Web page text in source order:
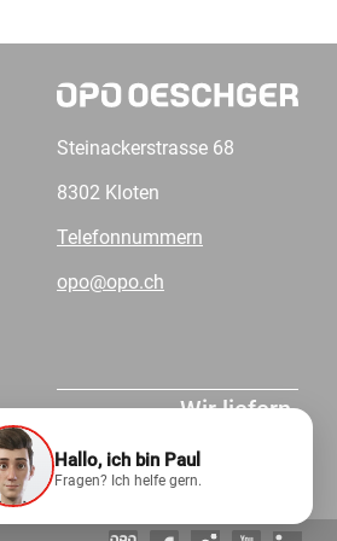
Steinackerstrasse 68
8302 Kloten
Telefonnummern
opo@opo.ch
Wir liefern.
Hallo, ich bin Paul
Fragen? Ich helfe gern.